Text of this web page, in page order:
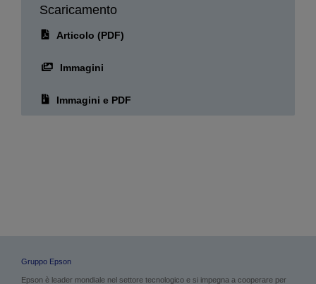
digitali per mettere in contatto persone, cose e informazioni. L’azienda punta a
migliorare la società in cui opera introducendo innovazioni nella stampa a casa e